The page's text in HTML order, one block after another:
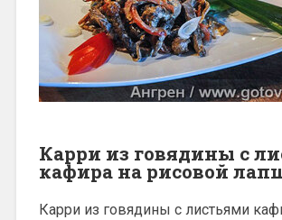
Карри из говядины с
кафира на рисовой
Карри из говядины с листьями